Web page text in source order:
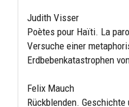
Judith Visser
Poètes pour Haïti. La
Versuche einer
Erdbebenkatastrophen
Felix Mauch
Rückblenden.